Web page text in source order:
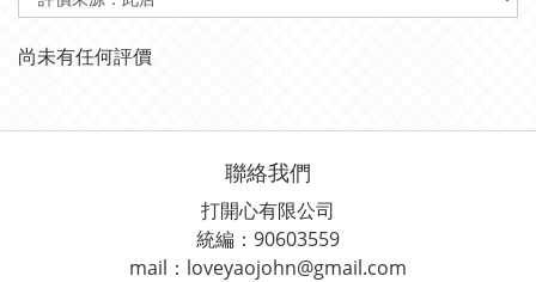
尚未有任何評價
聯絡我們
打開心有限公司
統編：90603559
mail：loveyaojohn@gmail.com